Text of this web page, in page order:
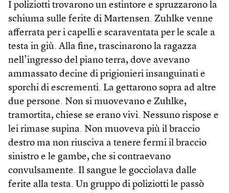
I poliziotti trovarono un estintore e spruzzarono la
schiuma sulle ferite di Martensen. Zuhlke venne
afferrata per i capelli e scaraventata per le scale a
testa in giù. Alla fine, trascinarono la ragazza
nell’ingresso del piano terra, dove avevano
ammassato decine di prigionieri insanguinati e
sporchi di escrementi. La gettarono sopra ad altre
due persone. Non si muovevano e Zuhlke,
tramortita, chiese se erano vivi. Nessuno rispose e
lei rimase supina. Non muoveva più il braccio
destro ma non riusciva a tenere fermi il braccio
sinistro e le gambe, che si contraevano
convulsamente. Il sangue le gocciolava dalle
ferite alla testa. Un gruppo di poliziotti le passò